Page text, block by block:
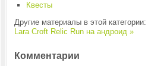
Квесты
Другие материалы в этой категории:
Lara Croft Relic Run на андроид »
Комментарии